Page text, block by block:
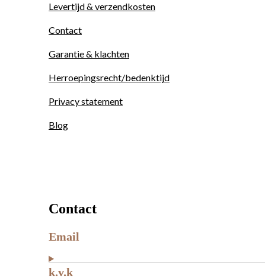
Levertijd & verzendkosten
Contact
Garantie & klachten
Herroepingsrecht/bedenktijd
Privacy statement
Blog
Contact
Email
k.v.k